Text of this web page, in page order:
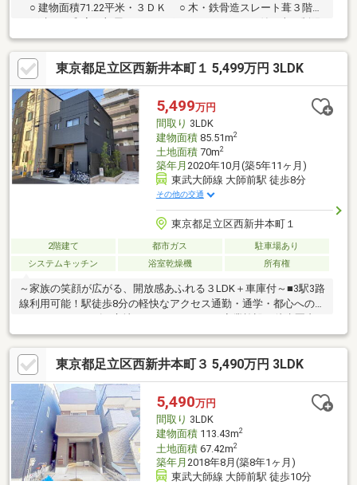
○ 建物面積71.22平米・３ＤＫ ○ 木・鉄骨造スレート葺３階建
有） ■ アクセス ━━━━━━━━━━━━━・・・・・ ○
東武伊勢崎線「西新井」駅 徒歩17分 現況測量面積/約35.11平米
(宅地部分）、セットバック面積/0.72平米（2026年7月23日） ・上
記敷地図は仮測量図面を元に作成しており、確定図面ではありま
せん。 ・現況測量面積および寸周り間については、隣地境界立会
等が未了のため、確定測量の結果増減する可能性があります
東京都足立区西新井本町１ 5,499万円 3LDK
5,499万円
間取り 3LDK
建物面積85.51m2
土地面積70m2
築年月 2020年10月(築5年11ヶ月)
東武大師線 大師前駅 徒歩8分
その他の交通
東京都足立区西新井本町１
2階建て 都市ガス
駐車場あり
システムキッチン
浴室乾燥機 所有権
～家族の笑顔が広がる、開放感あふれる３LDK＋車庫付～■3駅3路
線利用可能！駅徒歩8分の軽快なアクセス通勤・通学・都心へのア
共働き世帯や子育て世代にも嬉しい住環境が整っています！
■2020年築！築浅ならではの美しさと安心感リフォーム費用を大
幅に抑えられるため、初期費用にこだわりたい方にも最適です。
■「ゆとり」と「利便性」が共存する、上質な暮らしを
東京都足立区西新井本町３ 5,490万円 3LDK
5,490万円
間取り 3LDK
建物面積113.43m2
土地面積67.42m2
築年月 2018年8月(築8年1ヶ月)
東武大師線 大師前駅 徒歩10分